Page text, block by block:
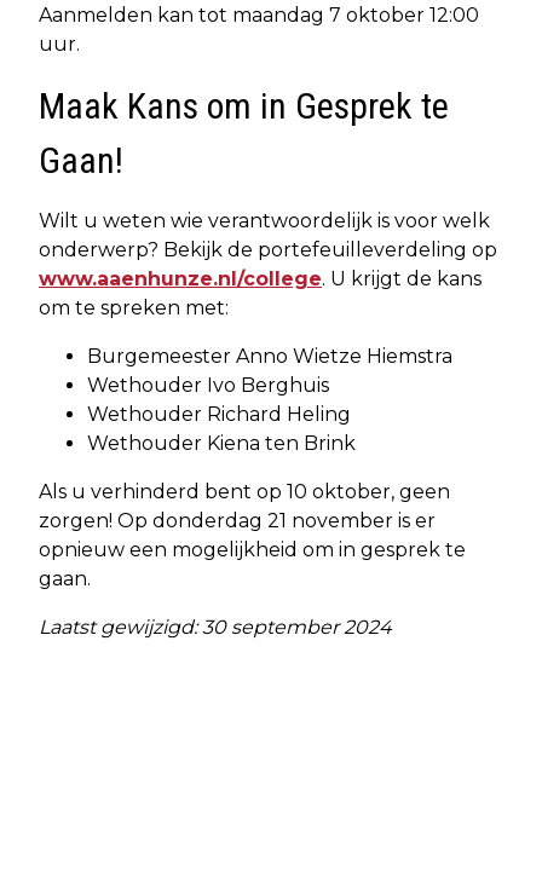
Aanmelden kan tot maandag 7 oktober 12:00
uur.
Maak Kans om in Gesprek te
Gaan!
Wilt u weten wie verantwoordelijk is voor welk
onderwerp? Bekijk de portefeuilleverdeling op
www.aaenhunze.nl/college. U krijgt de kans
om te spreken met:
Burgemeester Anno Wietze Hiemstra
Wethouder Ivo Berghuis
Wethouder Richard Heling
Wethouder Kiena ten Brink
Als u verhinderd bent op 10 oktober, geen
zorgen! Op donderdag 21 november is er
opnieuw een mogelijkheid om in gesprek te
gaan.
Laatst gewijzigd: 30 september 2024